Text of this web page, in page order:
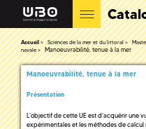
Accueil Sciences de la mer et du littoral
navale
Manoeuvrabilité, tenue à la mer
Manoeuvrabilité, tenue à la mer
Présentation
L’objectif de cette UE est d’acquérir une
expérimentales et les méthodes de calcul